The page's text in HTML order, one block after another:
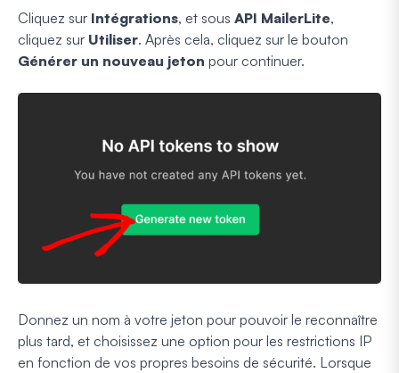
Cliquez sur Intégrations, et sous API MailerLite,
cliquez sur Utiliser. Après cela, cliquez sur le bouton
Générer un nouveau jeton pour continuer.
Donnez un nom à votre jeton pour pouvoir le reconnaître
plus tard, et choisissez une option pour les restrictions IP
en fonction de vos propres besoins de sécurité. Lorsque